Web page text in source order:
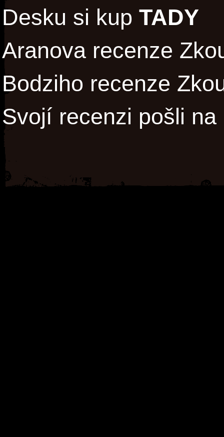
Desku si kup TADY
Aranova recenze
Bodziho recenze
Svojí recenzi pošli na